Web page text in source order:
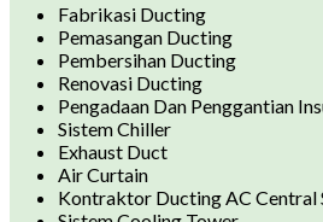
Fabrikasi Ducting
Pemasangan Ducting
Pembersihan Ducting
Renovasi Ducting
Pengadaan Dan Penggantian
Sistem Chiller
Exhaust Duct
Air Curtain
Kontraktor Ducting AC Central